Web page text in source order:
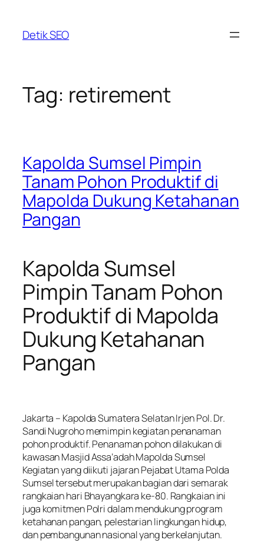
content
Detik SEO
Tag: retirement
Kapolda Sumsel Pimpin
Tanam Pohon Produktif di
Mapolda Dukung Ketahanan
Pangan
Kapolda Sumsel
Pimpin Tanam Pohon
Produktif di Mapolda
Dukung Ketahanan
Pangan
Jakarta – Kapolda Sumatera Selatan Irjen Pol. Dr.
Sandi Nugroho memimpin kegiatan penanaman
pohon produktif. Penanaman pohon dilakukan di
kawasan Masjid Assa’adah Mapolda Sumsel
Kegiatan yang diikuti jajaran Pejabat Utama Polda
Sumsel tersebut merupakan bagian dari semarak
rangkaian hari Bhayangkara ke-80. Rangkaian ini
juga komitmen Polri dalam mendukung program
ketahanan pangan, pelestarian lingkungan hidup,
dan pembangunan nasional yang berkelanjutan.